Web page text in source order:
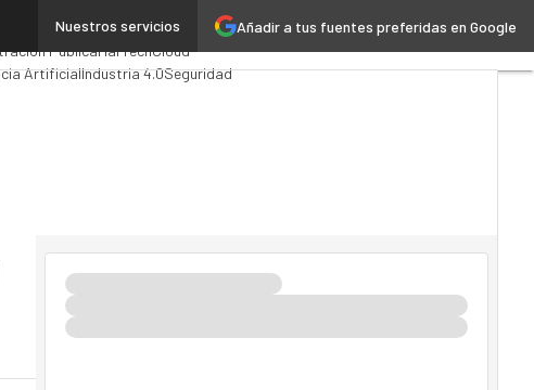
Añadir a tus fuentes preferidas en Google
Nuestros servicios
ComputingAnalytics
PúblicaMarTechCloud
ArtificialIndustria 4.0Seguridad